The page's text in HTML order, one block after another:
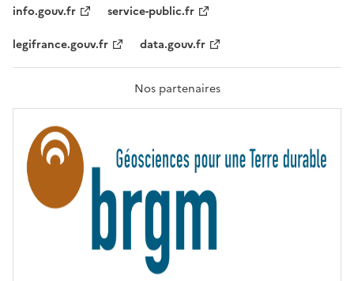
F
A
T
R
T
É
info.gouv.fr
service-public.fr
legifrance.gouv.fr
data.gouv.fr
Nos partenaires